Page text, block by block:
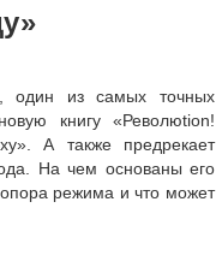
один из самых точных
книгу «Революtion!
А также предрекает
На чем основаны его
режима и что может